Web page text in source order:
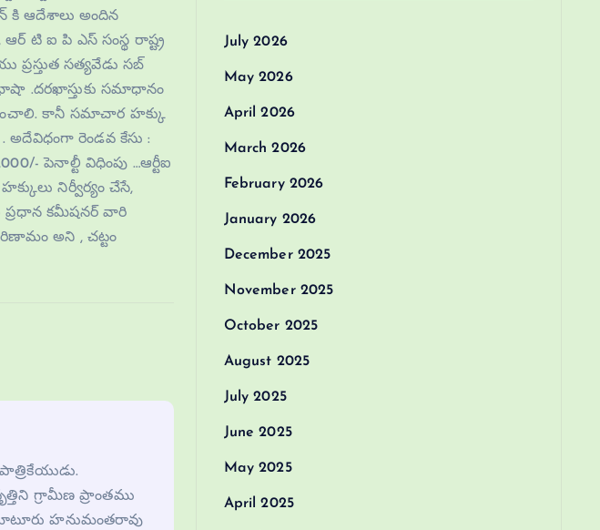
కి ఆదేశాలు అందిన
టి ఐ పి ఎస్ సంస్థ రాష్ట్ర
ప్రస్తుత సత్యవేడు సబ్
.దరఖాస్తుకు సమాధానం
కానీ సమాచార హక్కు
రెండవ కేసు :
పెనాల్టీ విధింపు …ఆర్టీఐ
నిర్వీర్యం చేసే,
ప్రధాన కమీషనర్ వారి
అని , చట్టం
గ్రామీణ ప్రాంతము
హనుమంతరావు
July 2026
May 2026
April 2026
March 2026
February 2026
January 2026
December 2025
November 2025
October 2025
August 2025
July 2025
June 2025
May 2025
April 2025